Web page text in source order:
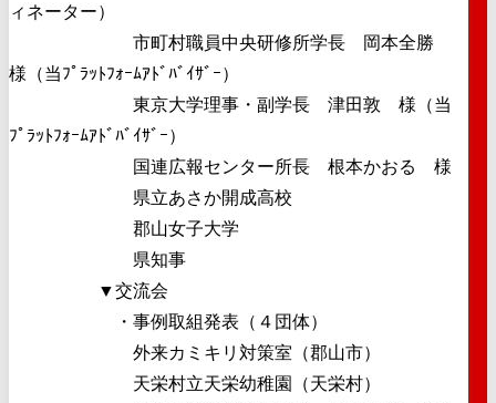
ィネーター）
市町村職員中央研修所学長 岡本全勝
様（当ﾌﾟﾗｯﾄﾌｫｰﾑｱﾄﾞﾊﾞｲｻﾞｰ）
東京大学理事・副学長 津田敦 様（当
ﾌﾟﾗｯﾄﾌｫｰﾑｱﾄﾞﾊﾞｲｻﾞｰ）
国連広報センター所長 根本かおる 様
県立あさか開成高校
郡山女子大学
県知事
▼交流会
・事例取組発表（４団体）
外来カミキリ対策室（郡山市）
天栄村立天栄幼稚園（天栄村）